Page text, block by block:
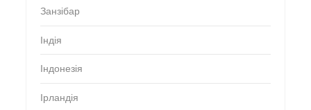
Занзібар
Індія
Індонезія
Ірландія